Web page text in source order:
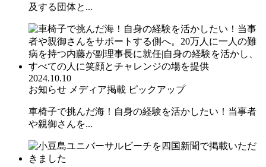
及する団体と...
2024.10.10
お知らせ メディア掲載 ピックアップ
車椅子で挑んだ海！自身の経験を活かしたい！当事者
や親御さんを...